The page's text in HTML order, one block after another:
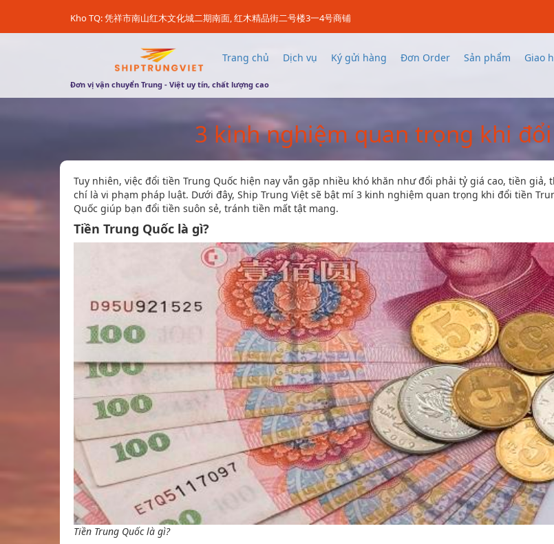
Kho TQ: 凭祥市南山红木文化城二期南面, 红木精品街二号楼3一4号商铺
Trang chủ Dịch vụ Ký gửi hàng Đơn Order Sản phẩm Giao
Đơn vị vận chuyển Trung - Việt uy tín, chất lượng cao
3 kinh nghiệm quan trọng khi
Tuy nhiên, việc đổi tiền Trung Quốc hiện nay vẫn gặp nhiều khó khăn như đổi phải tỷ giá cao, tiền giả,
chí là vi phạm pháp luật. Dưới đây, Ship Trung Việt sẽ bật mí 3 kinh nghiệm quan trọng khi đổi tiền
Quốc giúp bạn đổi tiền suôn sẻ, tránh tiền mất tật mang.
Tiền Trung Quốc là gì?
Tiền Trung Quốc là gì?